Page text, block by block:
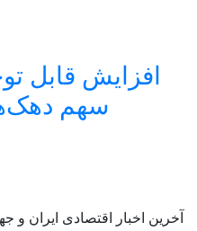
سهم دهک‌های ۱ تا ۳
آخرین اخبار اقتصادی ایران و